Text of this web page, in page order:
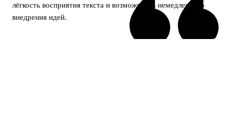
лёгкость восприятия текста и возможность немедленного
внедрения идей.